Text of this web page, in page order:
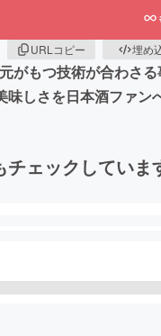
URLコピー 埋め
がもつ技術が合わさ
しさを日本酒ファ
チェックしていま